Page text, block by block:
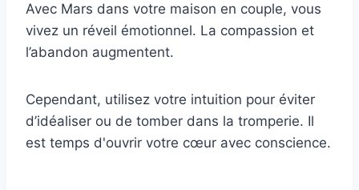
Avec Mars dans votre maison en couple, vous
vivez un réveil émotionnel. La compassion et
l’abandon augmentent.
Cependant, utilisez votre intuition pour éviter
d’idéaliser ou de tomber dans la tromperie. Il
est temps d'ouvrir votre cœur avec conscience.